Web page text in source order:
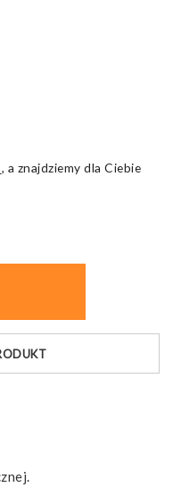
, a znajdziemy dla Ciebie